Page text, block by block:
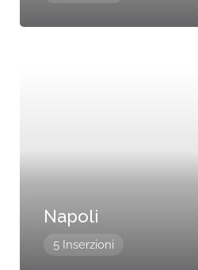
Napoli
5 Inserzioni